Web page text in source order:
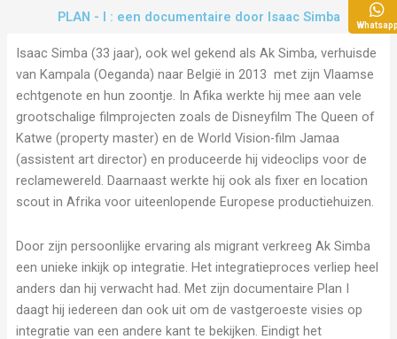
AFRIKAANS KOKEN
VERTALEN – TOLKEN SWAHILI
CONTACT
PLAN - I : een documentaire door Isaac Simba
Isaac Simba (33 jaar), ook wel gekend als Ak Simba, verhuisde
van Kampala (Oeganda) naar België in 2013 met zijn Vlaamse
echtgenote en hun zoontje. In Afika werkte hij mee aan vele
grootschalige filmprojecten zoals de Disneyfilm The Queen of
Katwe (property master) en de World Vision-film Jamaa
(assistent art director) en produceerde hij videoclips voor de
reclamewereld. Daarnaast werkte hij ook als fixer en location
scout in Afrika voor uiteenlopende Europese productiehuizen.
Door zijn persoonlijke ervaring als migrant verkreeg Ak Simba
een unieke inkijk op integratie. Het integratieproces verliep heel
anders dan hij verwacht had. Met zijn documentaire Plan I
daagt hij iedereen dan ook uit om de vastgeroeste visies op
integratie van een andere kant te bekijken. Eindigt het